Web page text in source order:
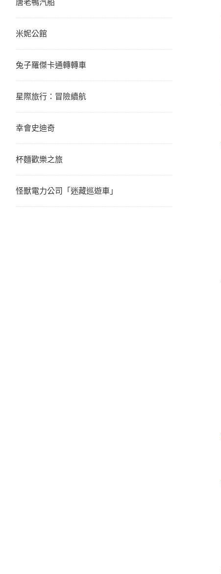
唐老鴨汽船
米妮公館
兔子羅傑卡通轉轉車
星際旅行：冒險續航
幸會史迪奇
杯麵歡樂之旅
怪獸電力公司「迷藏巡遊車」